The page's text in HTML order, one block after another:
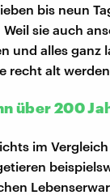
bis neun
sie auch
und alles ganz
recht alt
über 200
im